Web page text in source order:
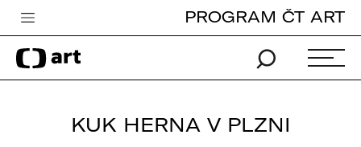
Česká televize
Zpravodajství
PROGRAM ČT ART
KUK HERNA V PLZNI